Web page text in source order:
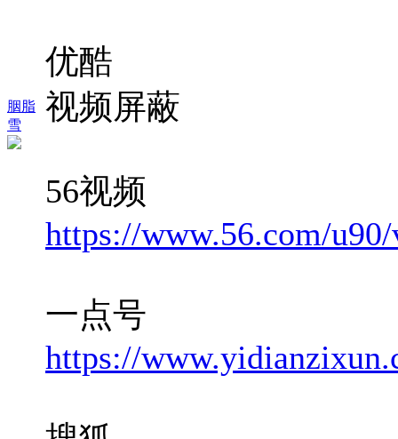
胭脂
雪
优酷
视频屏蔽
56视频
https://www.56.com/
一点号
https://